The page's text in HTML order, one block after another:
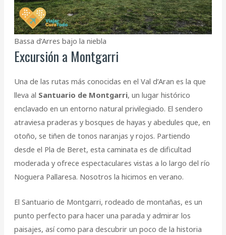
Bassa d’Arres bajo la niebla
Excursión a Montgarri
Una de las rutas más conocidas en el Val d’Aran es la que
lleva al Santuario de Montgarri, un lugar histórico
enclavado en un entorno natural privilegiado. El sendero
atraviesa praderas y bosques de hayas y abedules que, en
otoño, se tiñen de tonos naranjas y rojos. Partiendo
desde el Pla de Beret, esta caminata es de dificultad
moderada y ofrece espectaculares vistas a lo largo del río
Noguera Pallaresa. Nosotros la hicimos en verano.
El Santuario de Montgarri, rodeado de montañas, es un
punto perfecto para hacer una parada y admirar los
paisajes, así como para descubrir un poco de la historia